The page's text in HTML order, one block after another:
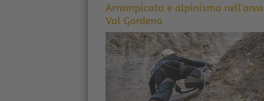
Arrampicata e alpinismo nell'area
Val Gardena